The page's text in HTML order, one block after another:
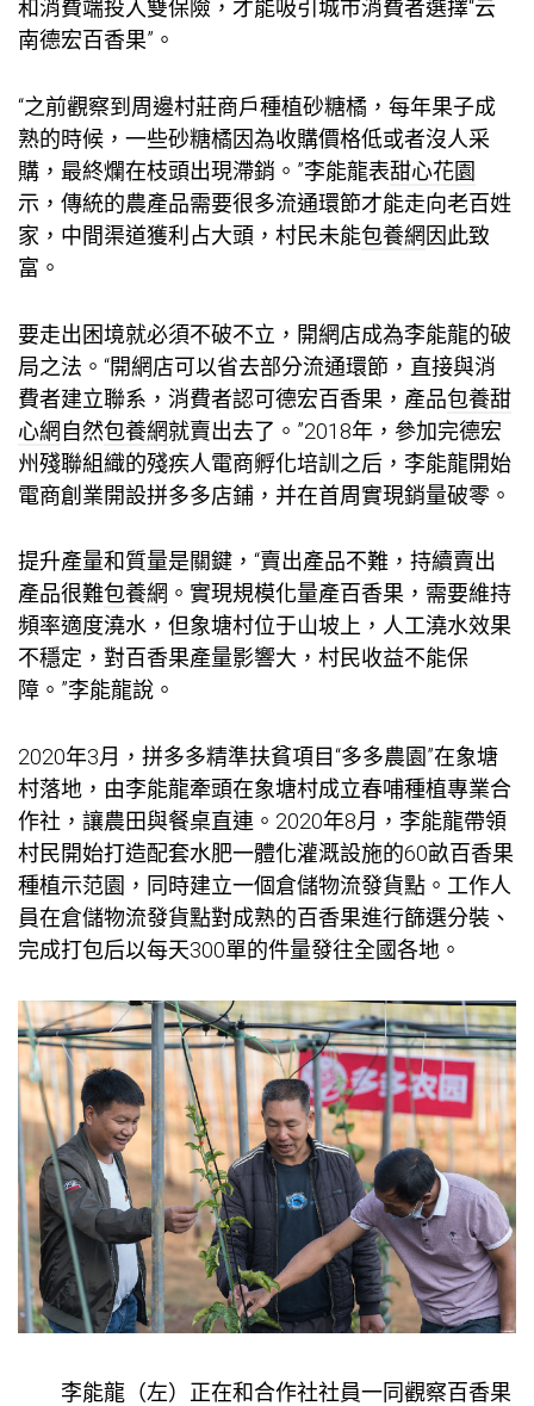
和消費端投入雙保險，才能吸引城市消費者選擇“云
南德宏百香果”。
“之前觀察到周邊村莊商戶種植砂糖橘，每年果子成
熟的時候，一些砂糖橘因為收購價格低或者沒人采
購，最終爛在枝頭出現滯銷。”李能龍表甜心花園
示，傳統的農產品需要很多流通環節才能走向老百姓
家，中間渠道獲利占大頭，村民未能包養網 因此致
富。
要走出困境就必須不破不立，開網店成為李能龍的破
局之法。“開網店可以省去部分流通環節，直接與消
費者建立聯系，消費者認可德宏百香果，產品包養甜
心網 自然包養網就賣出去了。”2018年，參加完德宏
州殘聯組織的殘疾人電商孵化培訓之后，李能龍開始
電商創業開設拼多多店鋪，并在首周實現銷量破零。
提升產量和質量是關鍵，“賣出產品不難，持續賣出
產品很難包養網 。實現規模化量產百香果，需要維持
頻率適度澆水，但象塘村位于山坡上，人工澆水效果
不穩定，對百香果產量影響大，村民收益不能保
障。”李能龍說。
2020年3月，拼多多精準扶貧項目“多多農園”在象塘
村落地，由李能龍牽頭在象塘村成立春哺種植專業合
作社，讓農田與餐桌直連。2020年8月，李能龍帶領
村民開始打造配套水肥一體化灌溉設施的60畝百香果
種植示范園，同時建立一個倉儲物流發貨點。工作人
員在倉儲物流發貨點對成熟的百香果進行篩選分裝、
完成打包后以每天300單的件量發往全國各地。
李能龍（左）正在和合作社社員一同觀察百香果